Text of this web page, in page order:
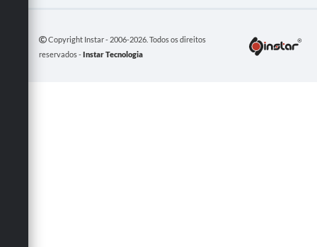
Copyright Instar - 2006-2026. Todos os direitos
reservados -Instar Tecnologia